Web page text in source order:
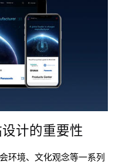
计的重要性
环境、文化观念等一系列